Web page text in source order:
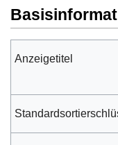
Anzeigetitel